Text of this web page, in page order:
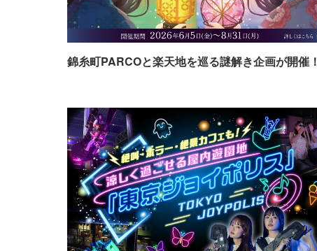
錦糸町PARCOと楽天地を巡る謎解き企画が開催！